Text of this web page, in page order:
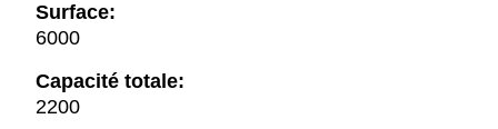
Surface:
6000
Capacité totale:
2200